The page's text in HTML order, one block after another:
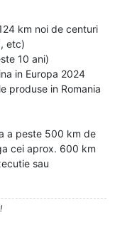
km noi de centuri
etc)
10 ani)
in Europa 2024
produse in Romania
a peste 500 km de
cei aprox. 600 km
sau